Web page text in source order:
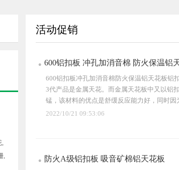
活动促销
600铝扣板 冲孔加消音棉 防火保温铝
600铝扣板冲孔加消音棉防火保温铝天花板铝
3代产品是金属天花。而金属天花板中又以铝
锰，该材料的优点是舒缓反应能力好，同时
度...
2022/10/21 09:53:06
防火A级铝扣板 吸音矿棉铝天花板
,
,